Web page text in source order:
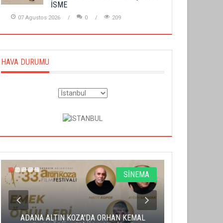
İSME
07 Agustos 2026 0 209
HAVA DURUMU
SİNEMA
ADANA ALTIN KOZA'DA ORHAN KEMAL